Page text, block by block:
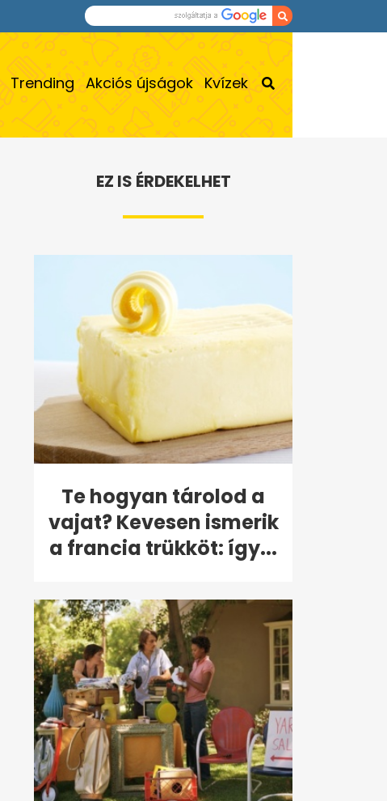
Trending Akciós újságok Kvízek
EZ IS ÉRDEKELHET
Te hogyan tárolod a
vajat? Kevesen ismerik
a francia trükköt: így...